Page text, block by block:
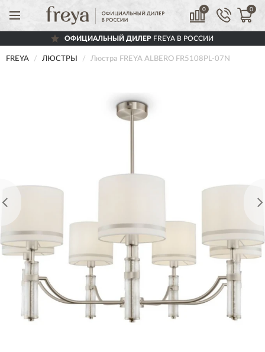
0 0
ОФИЦИАЛЬНЫЙ ДИЛЕРFREYA В РОССИИ
FREYA ЛЮСТРЫ Люстра FREYA ALBERO FR5108PL-07N